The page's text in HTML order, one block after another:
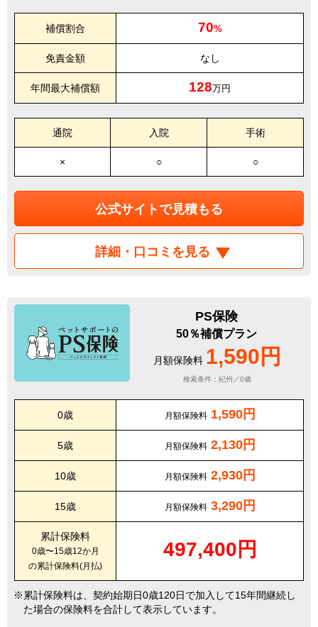
補償割合 70%
免責金額 なし
年間最大補償額 128万円
通院 入院 手術
× ○ ○
公式サイトで見積もる
詳細・口コミを見る
PS保険
50％補償プラン
月額保険料 1,590円
検索条件：紀州／0歳
0歳 月額保険料 1,590円
5歳 月額保険料 2,130円
10歳 月額保険料 2,930円
15歳 月額保険料 3,290円
累計保険料
0歳〜15歳12か月
の累計保険料(月払)
497,400円
累計保険料は、契約始期日0歳120日で加入して15年間継続し
た場合の保険料を合計して表示しています。